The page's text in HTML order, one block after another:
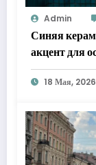
Admin
Синяя
акцент для
18 Мая, 2026